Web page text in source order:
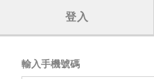
登入
輸入手機號碼